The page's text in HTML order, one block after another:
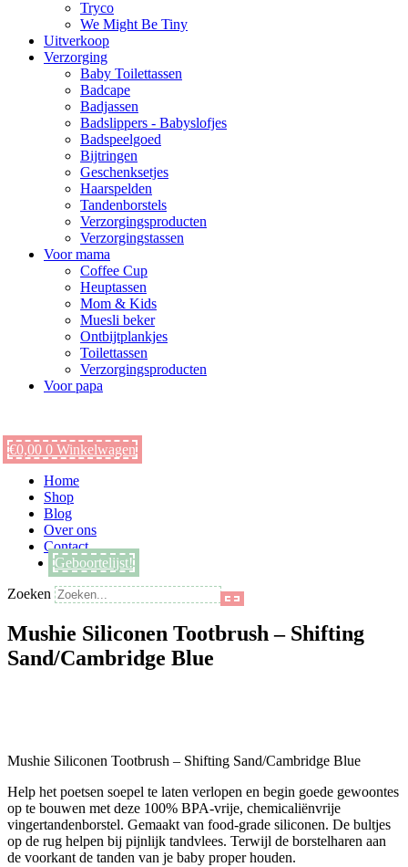
Tryco
We Might Be Tiny
Uitverkoop
Verzorging
Baby Toilettassen
Badcape
Badjassen
Badslippers - Babyslofjes
Badspeelgoed
Bijtringen
Geschenksetjes
Haarspelden
Tandenborstels
Verzorgingsproducten
Verzorgingstassen
Voor mama
Coffee Cup
Heuptassen
Mom & Kids
Muesli beker
Ontbijtplankjes
Toilettassen
Verzorgingsproducten
Voor papa
€0,00 0 Winkelwagen
Main
Menu
Home
Shop
Blog
Over ons
Contact
Geboortelijst!
Zoeken
Mushie Siliconen Tootbrush – Shifting
Sand/Cambridge Blue
Mushie Siliconen Tootbrush – Shifting Sand/Cambridge Blue
Help het poetsen soepel te laten verlopen en begin goede gewoontes
op te bouwen met deze 100% BPA-vrije, chemicaliënvrije
vingertandenborstel. Gemaakt van food-grade siliconen. De bultjes
op de rug helpen bij pijnlijk tandvlees. Terwijl de borstelharen aan
de voorkant de tanden van je baby proper houden.